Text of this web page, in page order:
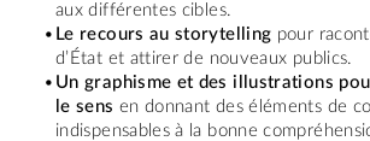
aux différentes cibles.
Le recours au storytelling pour
d’État et attirer de nouveaux publics.
Un graphisme et des illustrations
le sens en donnant des éléments de
indispensables à la bonne